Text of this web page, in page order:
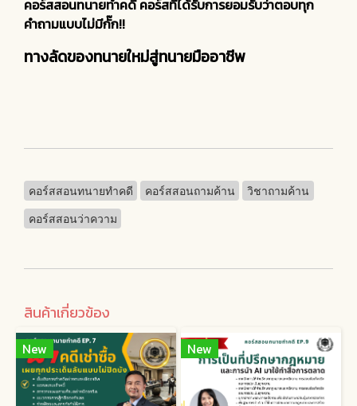
คอร์สสอนทนายทำคดี คอร์สที่ได้รับการยอมรับว่าตอบทุก
คำถามแบบไม่มีกั๊ก!!
ทางลัดของทนายใหม่สู่ทนายมืออาชีพ
คอร์สสอนทนายทำคดี คอร์สสอนถามค้าน
วิชาถามค้าน
คอร์สสอนว่าความ
สินค้าเกี่ยวข้อง
New New